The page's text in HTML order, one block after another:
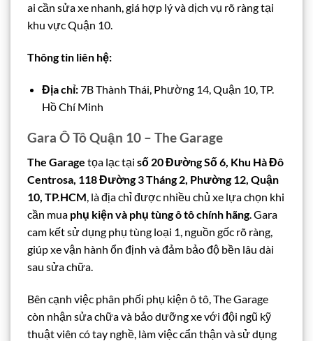
ai cần sửa xe nhanh, giá hợp lý và dịch vụ rõ ràng tại
khu vực Quận 10.
Thông tin liên hệ:
Địa chỉ:7B Thành Thái, Phường 14, Quận 10, TP.
Hồ Chí Minh
Gara Ô Tô Quận 10 – The Garage
The Garage tọa lạc tại số 20 Đường Số 6, Khu Hà Đô
Centrosa, 118 Đường 3 Tháng 2, Phường 12, Quận
10, TP.HCM, là địa chỉ được nhiều chủ xe lựa chọn khi
cần mua phụ kiện và phụ tùng ô tô chính hãng. Gara
cam kết sử dụng phụ tùng loại 1, nguồn gốc rõ ràng,
giúp xe vận hành ổn định và đảm bảo độ bền lâu dài
sau sửa chữa.
Bên cạnh việc phân phối phụ kiện ô tô, The Garage
còn nhận sửa chữa và bảo dưỡng xe với đội ngũ kỹ
thuật viên có tay nghề, làm việc cẩn thận và sử dụng